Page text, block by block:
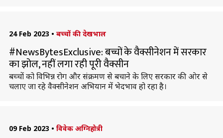
24 Feb 2023 • बच्चों की देखभाल
#NewsBytesExclusive: बच्चों के वैक्सीनेशन में सरकार
का झोल, नहीं लगा रही पूरी वैक्सीन
बच्चों को विभिन्न रोग और संक्रमण से बचाने के लिए सरकार की ओर से
चलाए जा रहे वैक्सीनेशन अभियान में भेदभाव हो रहा है।
09 Feb 2023 • विवेक अग्निहोत्री